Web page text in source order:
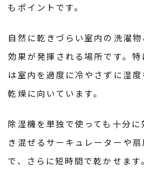
もポイントです。
自然に乾きづらい室内の洗濯
効果が発揮される場所です。
は室内を過度に冷やさずに湿
乾燥に向いています。
除湿機を単独で使っても十分
き混ぜるサーキュレーターや
で、さらに短時間で乾かせます。